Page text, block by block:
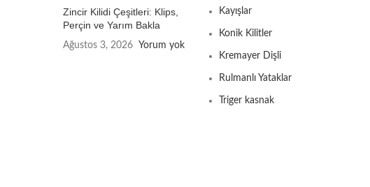
Zincir Kilidi Çeşitleri: Klips,
Perçin ve Yarım Bakla
Ağustos 3, 2026 Yorum yok
Kayışlar
Konik Kilitler
Kremayer Dişli
Rulmanlı Yataklar
Triger kasnak